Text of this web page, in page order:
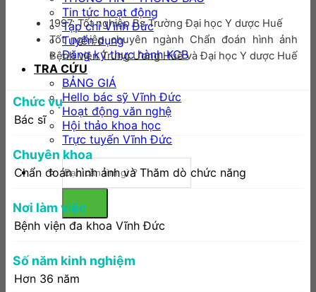
Tin tức hoạt động
Tạp chí Vĩnh Đức
Tuyển dụng
Đăng ký thực hành KCB
TRA CỨU
BẢNG GIÁ
Hello bác sỹ Vĩnh Đức
Hoạt động văn nghệ
Hội thảo khoa học
Trực tuyến Vĩnh Đức
1997: Tốt nghiệp Bs Trường Đại học Y dược Huế
Tốt nghiệp chuyên ngành Chẩn đoán hình ảnh
Bệnh viện Trung Ương Huế và Đại học Y dược Huế
Chức vụ
Bác sĩ
Chuyên khoa
Chẩn đoán hình ảnh và Thăm dò chức năng
Nơi làm việc
Bệnh viện đa khoa Vĩnh Đức
Số năm kinh nghiệm
Hơn 36 năm